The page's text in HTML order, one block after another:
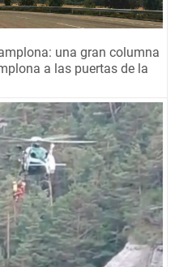
una gran columna
a las puertas de la